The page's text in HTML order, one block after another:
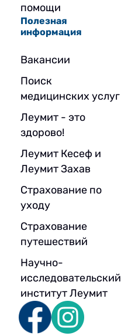
помощи
Полезная
информация
Вакансии
Поиск
медицинских услуг
Леумит - это
здорово!
Леумит Кесеф и
Леумит Захав
Страхование по
уходу
Страхование
путешествий
Научно-
исследовательский
институт Леумит